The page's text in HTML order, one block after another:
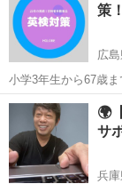
策！
広
小学3年生から67歳ま
いま募集枠に空きが
制限があります。
目標を達成したり進
広島 広島市
🌍
サ
兵